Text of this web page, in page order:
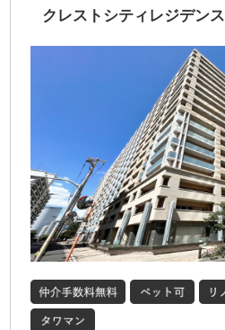
クレストシティレジデンス